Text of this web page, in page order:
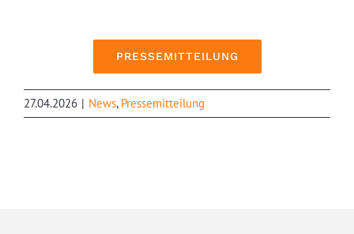
PRESSEMITTEILUNG
27.04.2026 | News, Pressemitteilung